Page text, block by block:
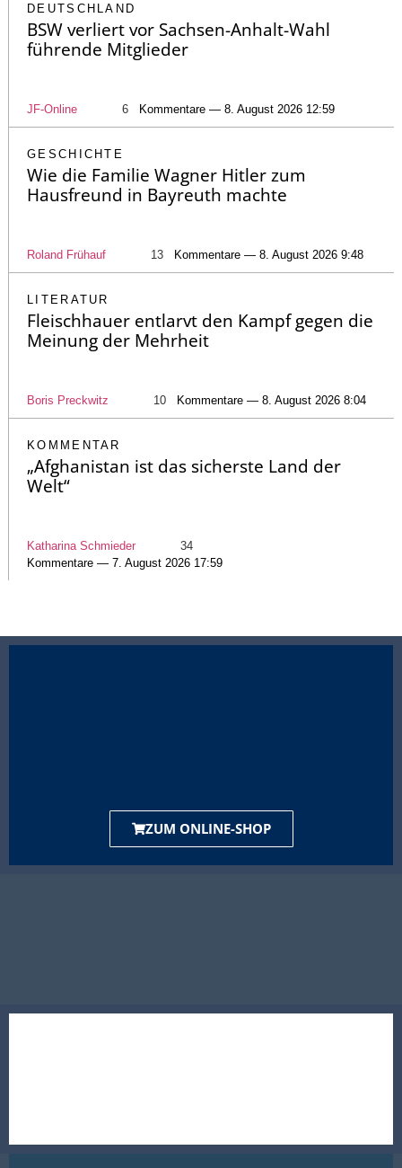
DEUTSCHLAND
BSW verliert vor Sachsen-Anhalt-Wahl
führende Mitglieder
JF-Online 6 Kommentare — 8. August 2026 12:59
GESCHICHTE
Wie die Familie Wagner Hitler zum
Hausfreund in Bayreuth machte
Roland Frühauf 13 Kommentare — 8. August 2026 9:48
LITERATUR
Fleischhauer entlarvt den Kampf gegen die
Meinung der Mehrheit
Boris Preckwitz 10 Kommentare — 8. August 2026 8:04
KOMMENTAR
„Afghanistan ist das sicherste Land der
Welt“
Katharina Schmieder
34
Kommentare — 7. August 2026 17:59
ZUM ONLINE-SHOP